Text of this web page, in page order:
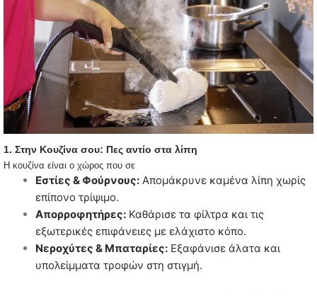
1. Στην Κουζίνα σου: Πες αντίο στα λίπη
Η κουζίνα είναι ο χώρος που σε
Εστίες & Φούρνους: Απομάκρυνε καμένα λίπη χωρίς
επίπονο τρίψιμο.
Απορροφητήρες: Καθάρισε τα φίλτρα και τις
εξωτερικές επιφάνειες με ελάχιστο κόπο.
Νεροχύτες & Μπαταρίες: Εξαφάνισε άλατα και
υπολείμματα τροφών στη στιγμή.